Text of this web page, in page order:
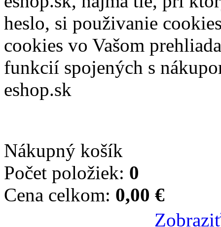
heslo, si použivanie
cookies vo Vašom
funkcií spojených s
eshop.sk
Nákupný košík
Počet položiek: 0
Cena celkom: 0,00 €